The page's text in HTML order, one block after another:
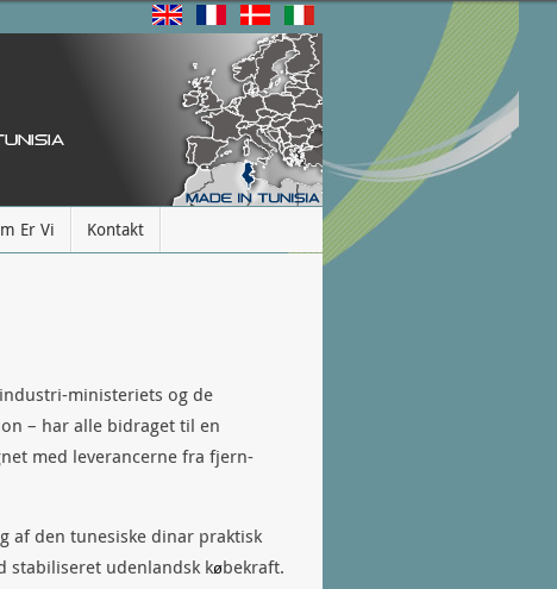
Er Vi Kontakt
ministeriets og de
– har alle bidraget til en
med leverancerne fra fjern-
af den tunesiske dinar praktisk
stabiliseret udenlandsk købekraft.